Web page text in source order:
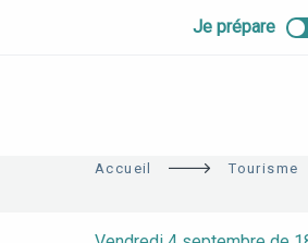
Je prépare
Accueil Tourisme